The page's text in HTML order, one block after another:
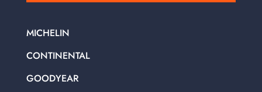
MICHELIN
CONTINENTAL
GOODYEAR